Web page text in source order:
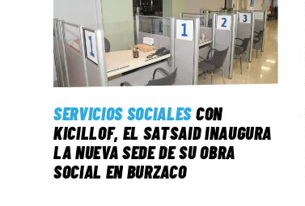
SERVICIOS SOCIALESCON
KICILLOF, EL SATSAID INAUGURA
LA NUEVA SEDE DE SU OBRA
SOCIAL EN BURZACO